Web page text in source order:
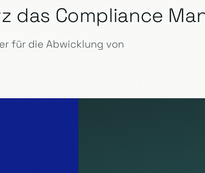
das Compliance
für die Abwicklung von